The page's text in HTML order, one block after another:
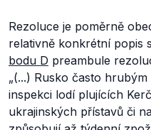
Rezoluce je poměrně
relativně konkrétní popis
bodu D preambule
„(...) Rusko často
inspekci lodí plujících
ukrajinských přístavů či